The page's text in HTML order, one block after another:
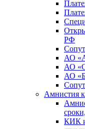
РФ
АО
АО
АО
Амнистия
КИК и